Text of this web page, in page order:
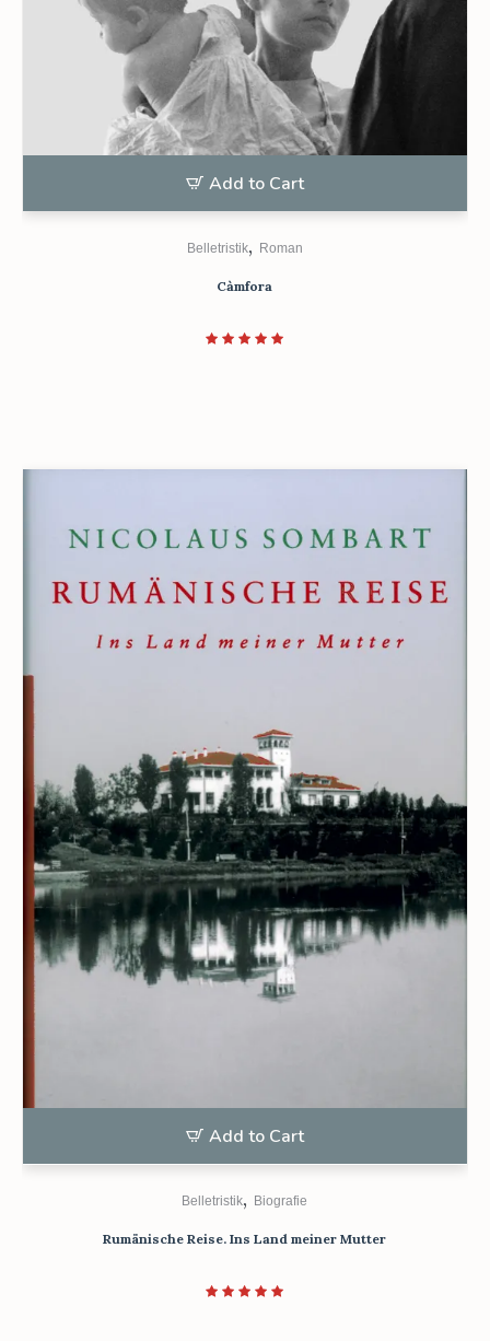
Add to Cart
Belletristik, Roman
Càmfora
Add to Cart
Belletristik, Biografie
Rumänische Reise. Ins Land meiner Mutter